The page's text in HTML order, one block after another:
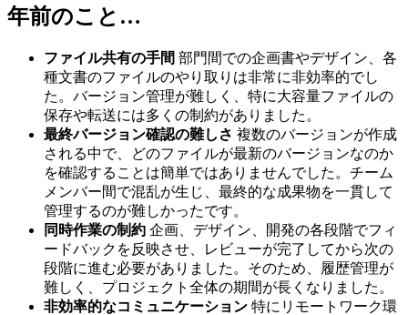
年前のこと…
ファイル共有の手間 部門間での企画書やデザイン、各
種文書のファイルのやり取りは非常に非効率的でし
た。バージョン管理が難しく、特に大容量ファイルの
保存や転送には多くの制約がありました。
最終バージョン確認の難しさ 複数のバージョンが作成
される中で、どのファイルが最新のバージョンなのか
を確認することは簡単ではありませんでした。チーム
メンバー間で混乱が生じ、最終的な成果物を一貫して
管理するのが難しかったです。
同時作業の制約 企画、デザイン、開発の各段階でフィ
ードバックを反映させ、レビューが完了してから次の
段階に進む必要がありました。そのため、履歴管理が
難しく、プロジェクト全体の期間が長くなりました。
非効率的なコミュニケーション 特にリモートワーク環